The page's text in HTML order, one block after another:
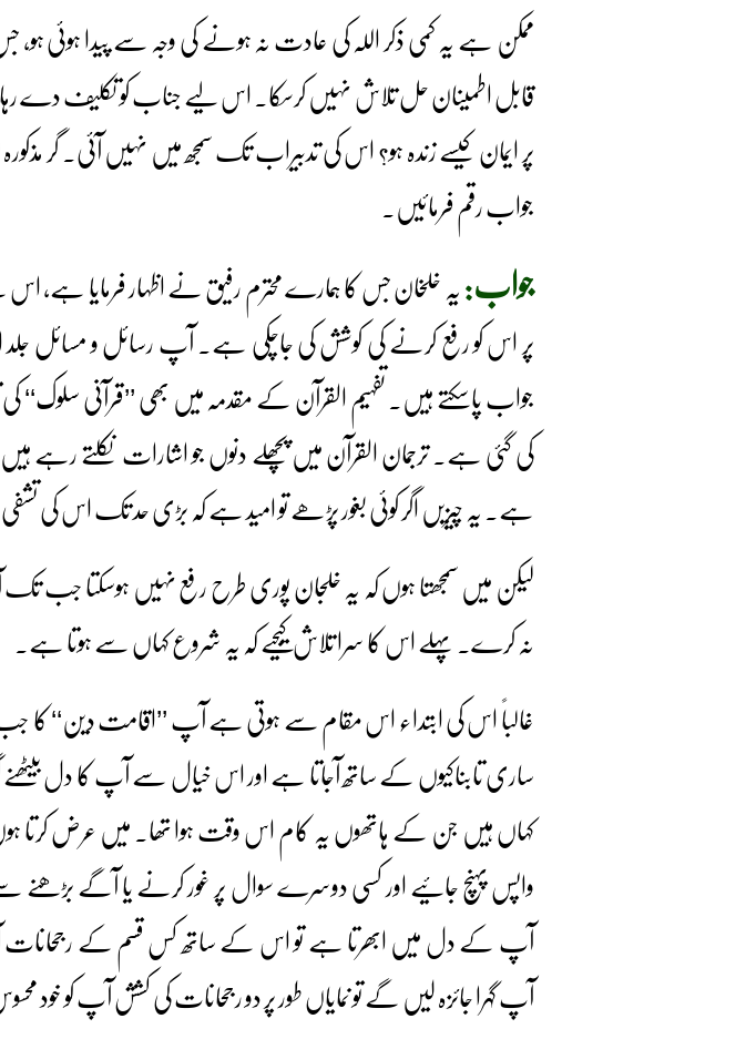
ممکن ہے یہ کمی ذکر اللہ کی عادت نہ ہونے کی وجہ سے پیدا ہوئی
قابل اطمینان حل تلاش نہیں کرسکا۔ اس لیے جناب کو تکلیف دے
پر ایمان کیسے زندہ ہو؟ اس کی تدبیراب تک سمجھ میں نہیں آئی۔ گر
جواب رقم فرمائیں۔
جواب:یہ خلخان جس کا ہمارے محترم رفیق نے اظہار فرمایا ہے، اس
جواب پاسکتے ہیں۔ تفہیم القرآن کے مقدمہ میں بھی ’’قرآنی
کی گئی ہے۔ ترجمان القرآن میں پچھلے دنوں جو اشارات نکلتے
ہے۔ یہ چیزیں اگر کوئی بغور پڑھے تو امید ہے کہ بڑی حد تک اس کی
لیکن میں سمجھتا ہوں کہ یہ خلجان پوری طرح رفع نہیں ہوسکتا جب
نہ کرے۔ پہلے اس کا سرا تلاش کیجیے کہ یہ شروع کہاں سے ہوتا ہے۔
غالباً اس کی ابتداء اس مقام سے ہوتی ہے آپ ’’اقامت دین‘‘ کا
ساری تابناکیوں کے ساتھ آجاتا ہے اور اس خیال سے آپ کا دل بیٹھنے
کہاں ہیں جن کے ہاتھوں یہ کام اس وقت ہوا تھا۔ میں عرض کرتا
واپس پہنچ جائیے اور کسی دوسرے سوال پر غور کرنے یا آگے بڑھنے
آپ کے دل میں ابھرتا ہے تو اس کے ساتھ کس قسم کے رجحانات
آپ گہرا جائزہ لیں گے تو نمایاں طور پر دو رجحانات کی کشش آپ کو خود